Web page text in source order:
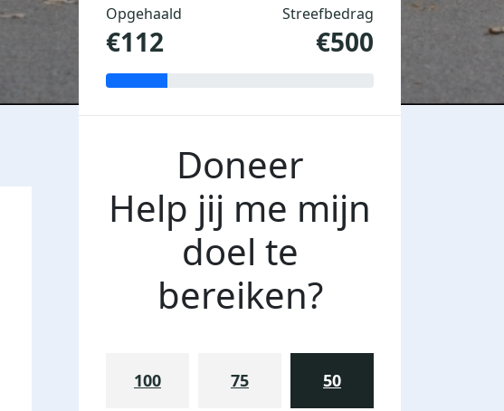
Opgehaald
€112
Streefbedrag
€500
Doneer
Help jij me mijn
doel te
bereiken?
100 75 50